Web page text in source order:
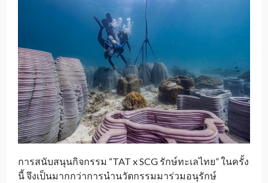
การสนับสนุนกิจกรรม “TAT x SCG รักษ์ทะเลไทย” ในครั้ง
นี้ จึงเป็นมากกว่าการนำนวัตกรรมมาร่วมอนุรักษ์